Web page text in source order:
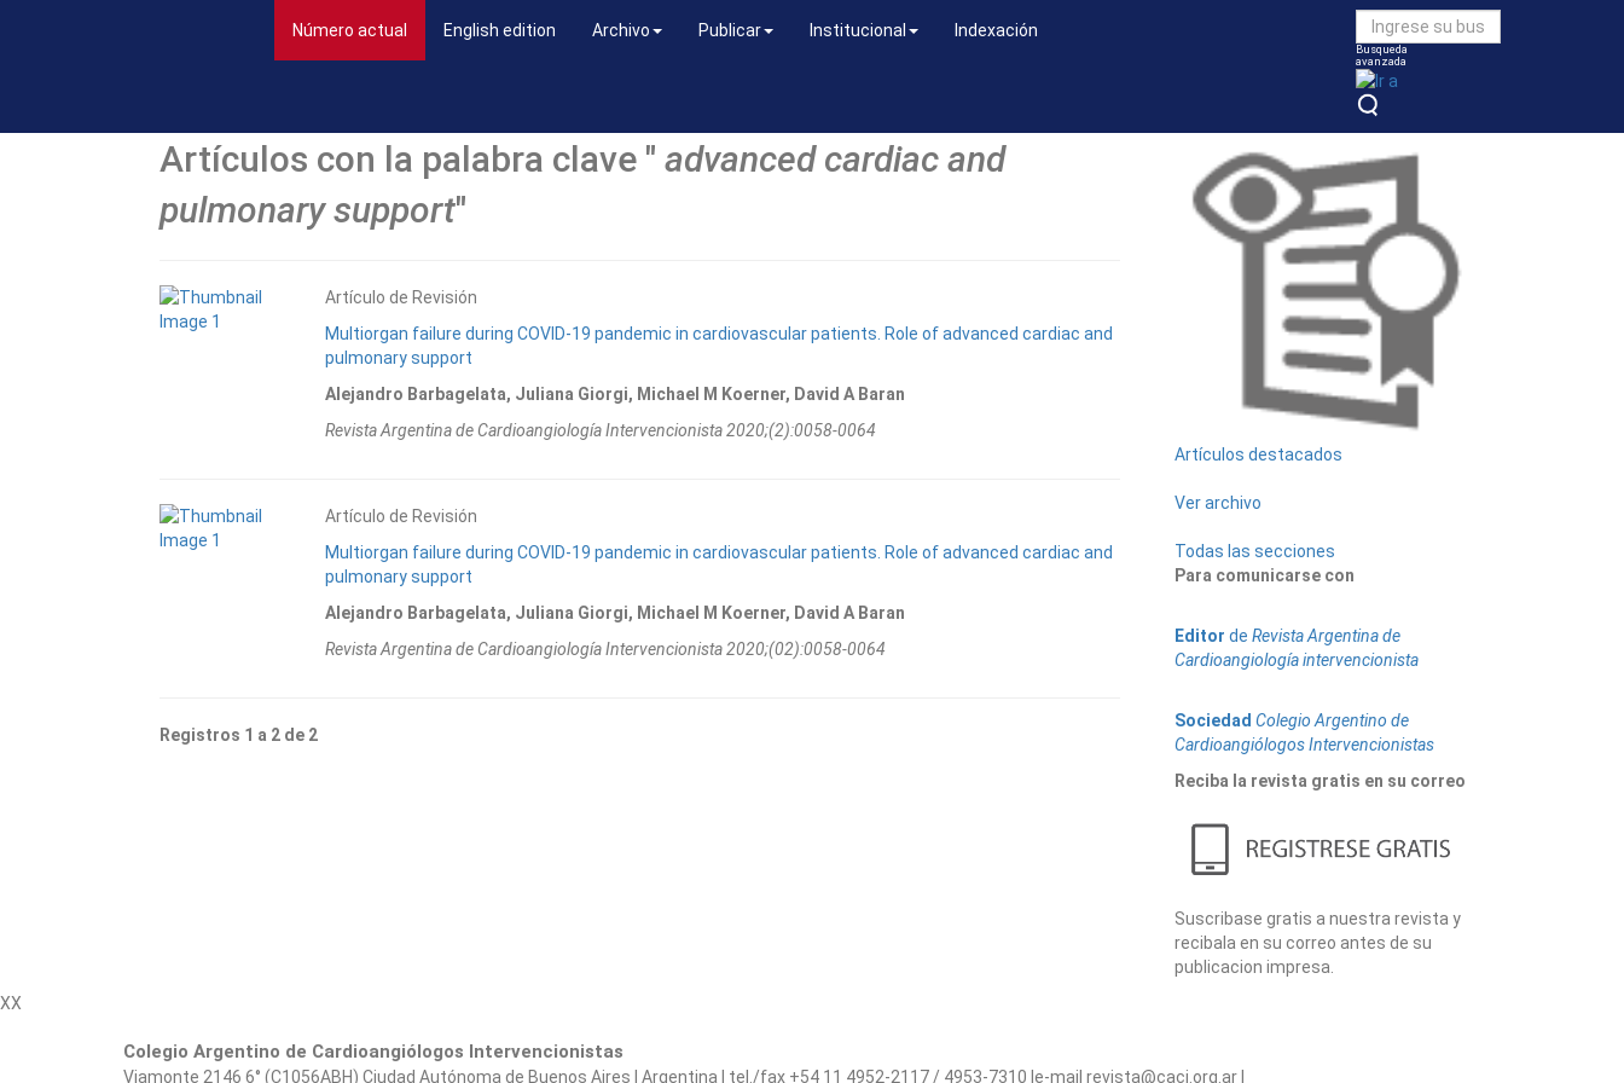
Número actual (current)English edition Archivo Publicar Institucional Indexación
Busqueda
avanzada
Artículos con la palabra clave " advanced cardiac and
pulmonary support"
Artículo de Revisión
Multiorgan failure during COVID-19 pandemic in cardiovascular patients. Role of advanced cardiac and
pulmonary support
Alejandro Barbagelata, Juliana Giorgi, Michael M Koerner, David A Baran
Revista Argentina de Cardioangiologí­a Intervencionista 2020;(2):0058-0064
Artículo de Revisión
Multiorgan failure during COVID-19 pandemic in cardiovascular patients. Role of advanced cardiac and
pulmonary support
Alejandro Barbagelata, Juliana Giorgi, Michael M Koerner, David A Baran
Revista Argentina de Cardioangiologí­a Intervencionista 2020;(02):0058-0064
Registros 1 a 2 de 2
Artículos destacados
Ver archivo
Todas las secciones
Para comunicarse con
Editor de Revista Argentina de
Cardioangiología intervencionista
Sociedad Colegio Argentino de
Cardioangiólogos Intervencionistas
Reciba la revista gratis en su correo
Suscribase gratis a nuestra revista y
recibala en su correo antes de su
publicacion impresa.
XX
Colegio Argentino de Cardioangiólogos Intervencionistas
Viamonte 2146 6° (C1056ABH) Ciudad Autónoma de Buenos Aires | Argentina | tel./fax +54 11 4952-2117 / 4953-7310 |e-mail revista@caci.org.ar |